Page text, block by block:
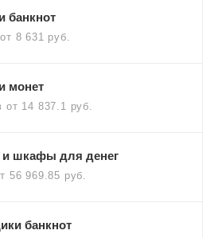
банкнот
от 8 631 руб.
монет
от 14 837.1 руб.
и шкафы для денег
56 969.85 руб.
банкнот